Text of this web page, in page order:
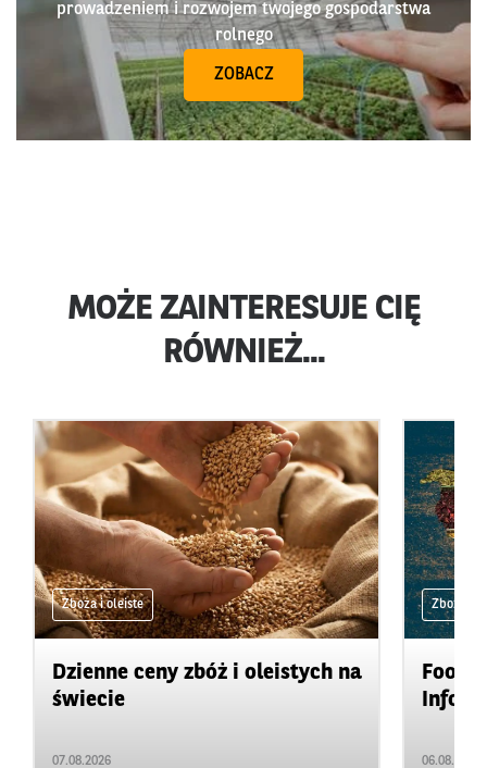
prowadzeniem i rozwojem twojego gospodarstwa
rolnego
ZOBACZ
MOŻE ZAINTERESUJE CIĘ
RÓWNIEŻ...
Zboża i oleiste
Dzienne ceny zbóż i oleistych na
świecie
07.08.2026
Zboża i
06.08.2026